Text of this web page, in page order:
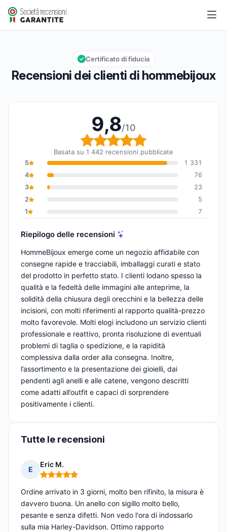
hommebijoux
Valutazione globale: 9,8 su 10
9,8/10
Recensioni dei clienti di hommebijoux
Certificato di fiducia
9,8/10
Valutazione globale:
Basata su 1 442 recensioni pubblicate
5
1 331
4
76
3
23
2
5
1
7
Riepilogo delle recensioni
HommeBijoux emerge come un negozio affidabile con
consegne rapide e tracciabili, imballaggi curati e stato
del prodotto in perfetto stato. I clienti lodano spesso la
qualità e la fedeltà delle immagini alle anteprime, la
solidità della chiusura degli orecchini e la bellezza delle
incisioni, con molti riferimenti al rapporto qualità-prezzo
molto favorevole. Molti elogi includono un servizio clienti
professionale e reattivo, pronta risoluzione di eventuali
problemi di taglia o spedizione, e la rapidità
complessiva dalla order alla consegna. Inoltre,
l’assortimento e la presentazione dei gioielli, dai
pendenti agli anelli e alle catene, vengono descritti
come adatti all’outfit e capaci di sorprendere
positivamente i clienti.
Tutte le recensioni
E
Eric M.
Nota: 5 su 5
Ordine arrivato in 3 giorni, molto ben rifinito, la misura è
davvero buona. Un anello con sigillo molto bello,
pesante e senza difetti. Non vedo l'ora di indossarlo
sulla mia Harley-Davidson. Ottimo rapporto